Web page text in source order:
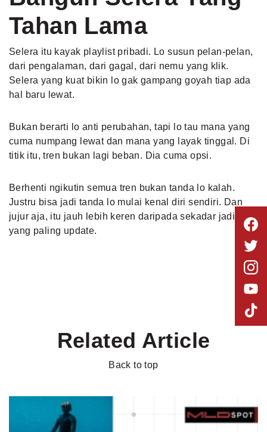
Tahan Lama
Selera itu kayak playlist pribadi. Lo susun pelan-pelan,
dari pengalaman, dari gagal, dari nemu yang klik.
Selera yang kuat bikin lo gak gampang goyah tiap ada
hal baru lewat.
Bukan berarti lo anti perubahan, tapi lo tau mana yang
cuma numpang lewat dan mana yang layak tinggal. Di
titik itu, tren bukan lagi beban. Dia cuma opsi.
Berhenti ngikutin semua tren bukan tanda lo kalah.
Justru bisa jadi tanda lo mulai kenal diri sendiri. Dan
jujur aja, itu jauh lebih keren daripada sekadar jadi
yang paling update.
Related Article
Back to top